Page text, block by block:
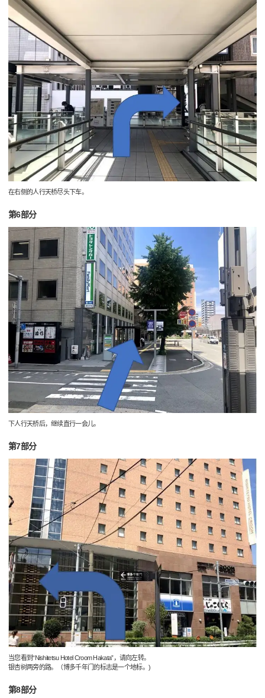
在右侧的人行天桥尽头下车。
第6部分
下人行天桥后，继续直行一会儿。
第7部分
当您看到“Nishitetsu Hotel Croom Hakata”，请向左转。
银杏树两旁的路。（博多千年门的标志是一个地标。)
第8部分